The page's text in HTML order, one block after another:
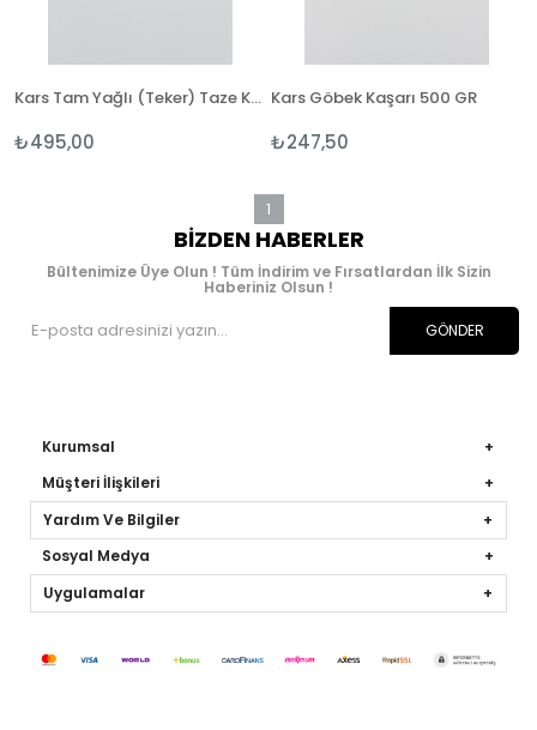
Kars Tam Yağlı (Teker) Taze Kaşar 1 KĞ
₺495,00
Kars Göbek Kaşarı 500 GR
₺247,50
1
BIZDEN HABERLER
Bültenimize Üye Olun ! Tüm İndirim ve Fırsatlardan İlk Sizin
Haberiniz Olsun !
GÖNDER
Kurumsal
Müşteri İlişkileri
Yardım Ve Bilgiler
Sosyal Medya
Uygulamalar